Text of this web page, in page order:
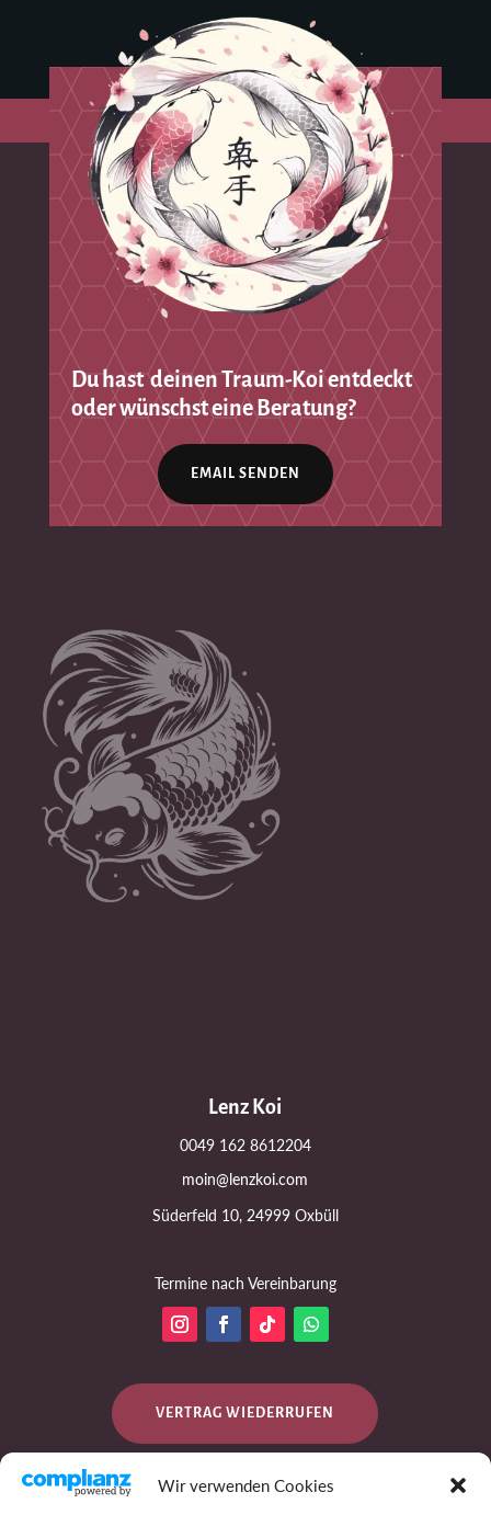
Wir verwenden Cookies
Du hast deinen Traum-Koi entdeckt
oder wünschst eine Beratung?
EMAIL SENDEN
Lenz Koi
0049 162 8612204
moin@lenzkoi.com
Süderfeld 10, 24999 Oxbüll
Termine nach Vereinbarung
VERTRAG WIEDERRUFEN